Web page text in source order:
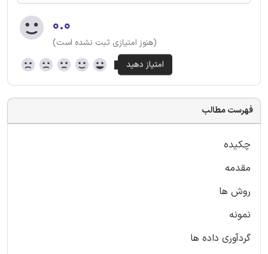
۰.۰
(هنوز امتیازی ثبت نشده است)
فهرست مطالب
چکیده
مقدمه
روش ها
نمونه
گردآوری داده ها